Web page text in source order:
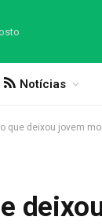
Notícias
que deixou jovem